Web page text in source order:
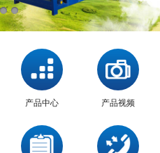
产品中心 产品视频